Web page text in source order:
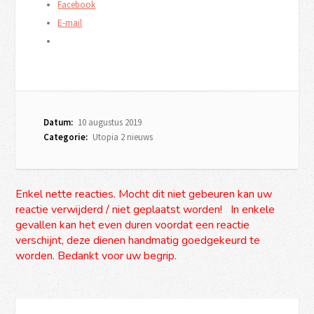
Facebook
E-mail
Datum: 10 augustus 2019
Categorie: Utopia 2 nieuws
Enkel nette reacties. Mocht dit niet gebeuren kan uw
reactie verwijderd / niet geplaatst worden! In enkele
gevallen kan het even duren voordat een reactie
verschijnt, deze dienen handmatig goedgekeurd te
worden. Bedankt voor uw begrip.